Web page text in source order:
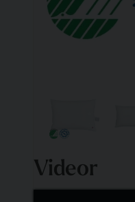
Videor